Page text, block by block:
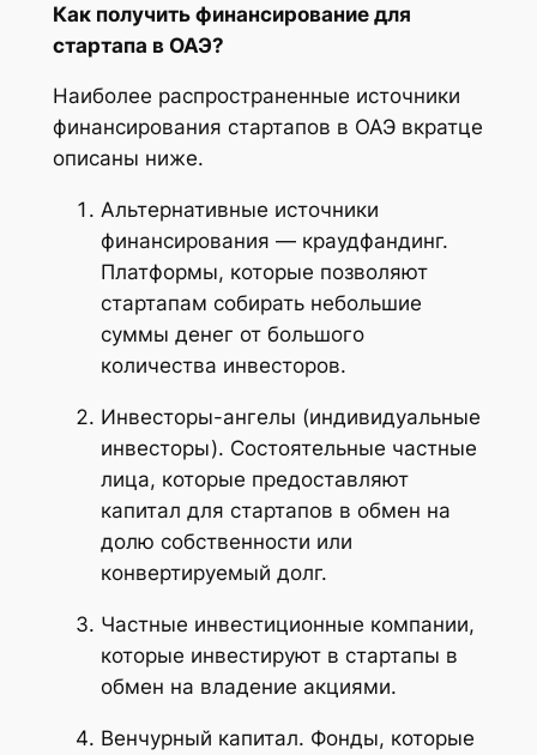
Как получить финансирование для
стартапа в ОАЭ?
Наиболее распространенные источники
финансирования стартапов в ОАЭ вкратце
описаны ниже.
Альтернативные источники
финансирования — краудфандинг.
Платформы, которые позволяют
стартапам собирать небольшие
суммы денег от большого
количества инвесторов.
Инвесторы-ангелы (индивидуальные
инвесторы). Состоятельные частные
лица, которые предоставляют
капитал для стартапов в обмен на
долю собственности или
конвертируемый долг.
Частные инвестиционные компании,
которые инвестируют в стартапы в
обмен на владение акциями.
Венчурный капитал. Фонды, которые